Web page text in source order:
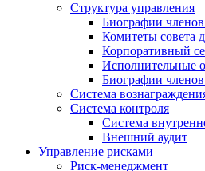
Структура управления
Биографии членов
Комитеты совета
Корпоративный
Исполнительные
Биографии
Система
Система контроля
Система
Внешний аудит
Управление рисками
Риск-менеджмент